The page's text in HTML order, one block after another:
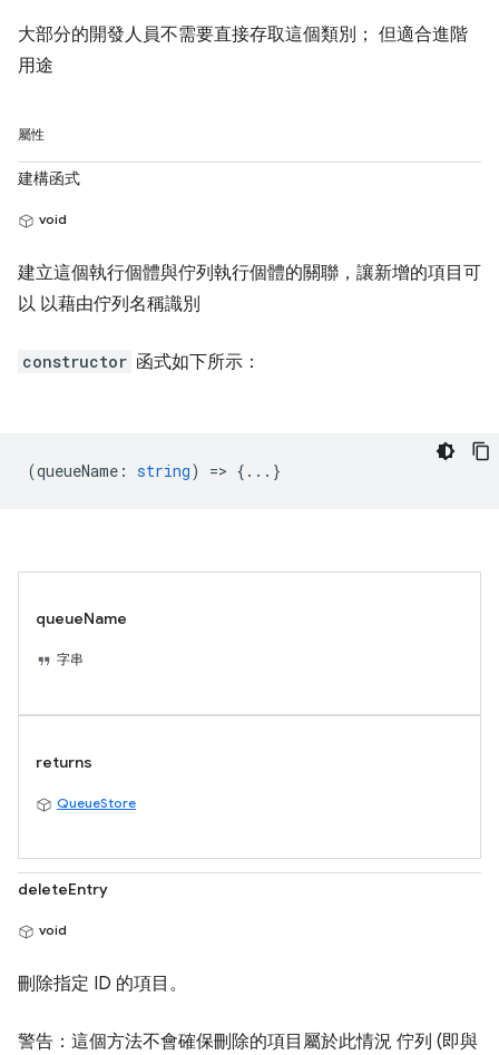
大部分的開發人員不需要直接存取這個類別； 但適合進階
用途
屬性
建構函式
void
建立這個執行個體與佇列執行個體的關聯，讓新增的項目可
以 以藉由佇列名稱識別
constructor 函式如下所示：
(queueName : string) => {...}
queueName
字串
returns
QueueStore
deleteEntry
void
刪除指定 ID 的項目。
警告：這個方法不會確保刪除的項目屬於此情況 佇列 (即與